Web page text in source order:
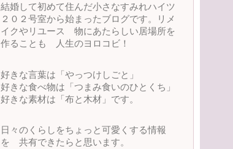
結婚して初めて住んだ小さなすみれハイツ
２０２号室から始まったブログです。リメ
イクやリユース 物にあたらしい居場所を
作ることも 人生のヨロコビ！
好きな言葉は「やっつけしごと」
好きな食べ物は「つまみ食いのひとくち」
好きな素材は「布と木材」です。
日々のくらしをちょっと可愛くする情報
を 共有できたらと思います。